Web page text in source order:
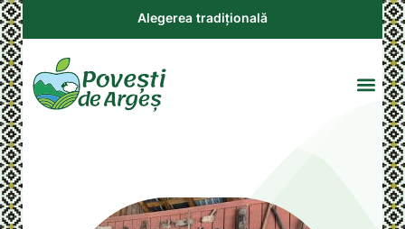
Alegerea tradițională